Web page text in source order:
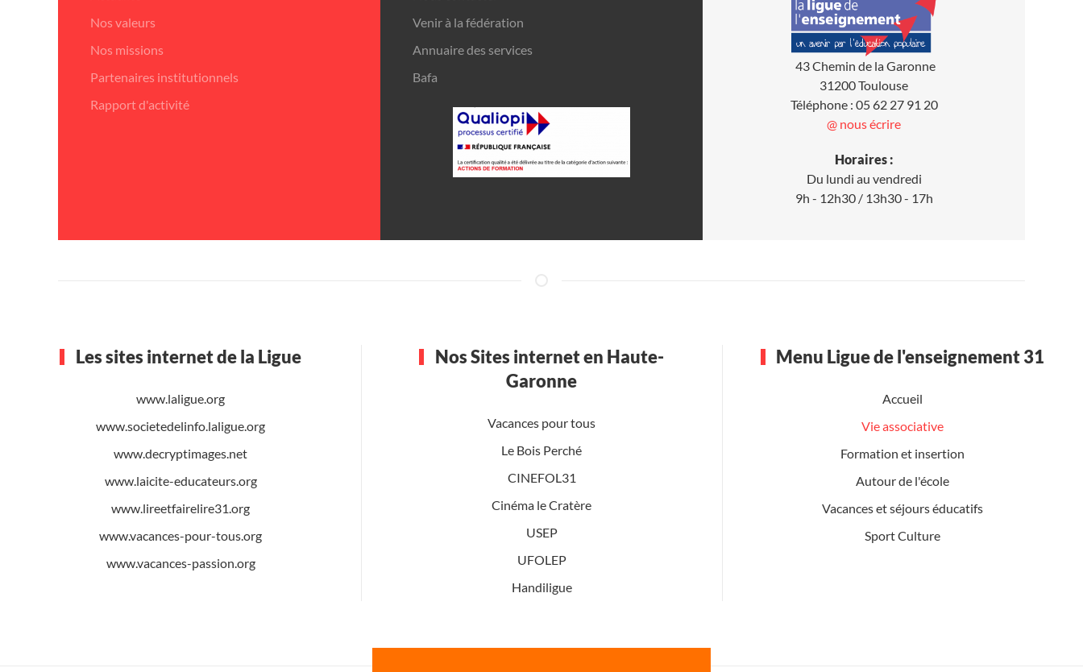
Nos valeurs
Nos missions
Partenaires institutionnels
Rapport d'activité
Venir à la fédération
Annuaire des services
Bafa
43 Chemin de la Garonne
31200 Toulouse
Téléphone : 05 62 27 91 20
@ nous écrire
Horaires :
Du lundi au vendredi
9h - 12h30 / 13h30 - 17h
Les sites internet de la Ligue
www.laligue.org
www.societedelinfo.laligue.org
www.decryptimages.net
www.laicite-educateurs.org
www.lireetfairelire31.org
www.vacances-pour-tous.org
www.vacances-passion.org
Nos Sites internet en Haute-
Garonne
Vacances pour tous
Le Bois Perché
CINEFOL31
Cinéma le Cratère
USEP
UFOLEP
Handiligue
Menu Ligue de l'enseignement 31
Accueil
Vie associative
Formation et insertion
Autour de l'école
Vacances et séjours éducatifs
Sport Culture